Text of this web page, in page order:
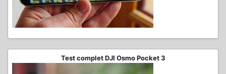
Test complet DJI Osmo Pocket 3